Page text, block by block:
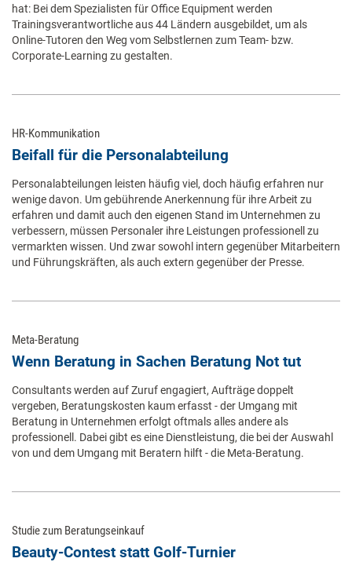
hat: Bei dem Spezialisten für Office Equipment werden
Trainingsverantwortliche aus 44 Ländern ausgebildet, um als
Online-Tutoren den Weg vom Selbstlernen zum Team- bzw.
Corporate-Learning zu gestalten.
HR-Kommunikation
Beifall für die Personalabteilung
Personalabteilungen leisten häufig viel, doch häufig erfahren nur
wenige davon. Um gebührende Anerkennung für ihre Arbeit zu
erfahren und damit auch den eigenen Stand im Unternehmen zu
verbessern, müssen Personaler ihre Leistungen professionell zu
vermarkten wissen. Und zwar sowohl intern gegenüber Mitarbeitern
und Führungskräften, als auch extern gegenüber der Presse.
Meta-Beratung
Wenn Beratung in Sachen Beratung Not tut
Consultants werden auf Zuruf engagiert, Aufträge doppelt
vergeben, Beratungskosten kaum erfasst - der Umgang mit
Beratung in Unternehmen erfolgt oftmals alles andere als
professionell. Dabei gibt es eine Dienstleistung, die bei der Auswahl
von und dem Umgang mit Beratern hilft - die Meta-Beratung.
Studie zum Beratungseinkauf
Beauty-Contest statt Golf-Turnier